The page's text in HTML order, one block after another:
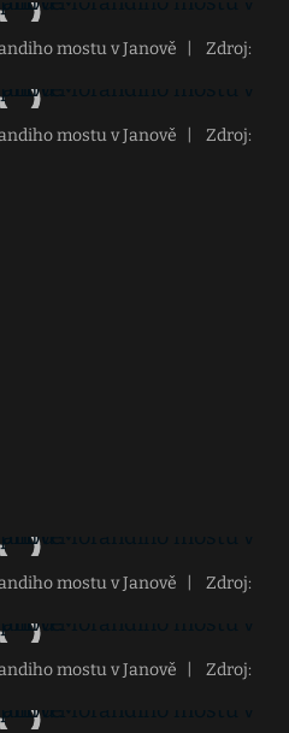
mostu v Janově
Zdroj:
mostu v Janově
Zdroj:
mostu v Janově
Zdroj:
mostu v Janově
Zdroj: